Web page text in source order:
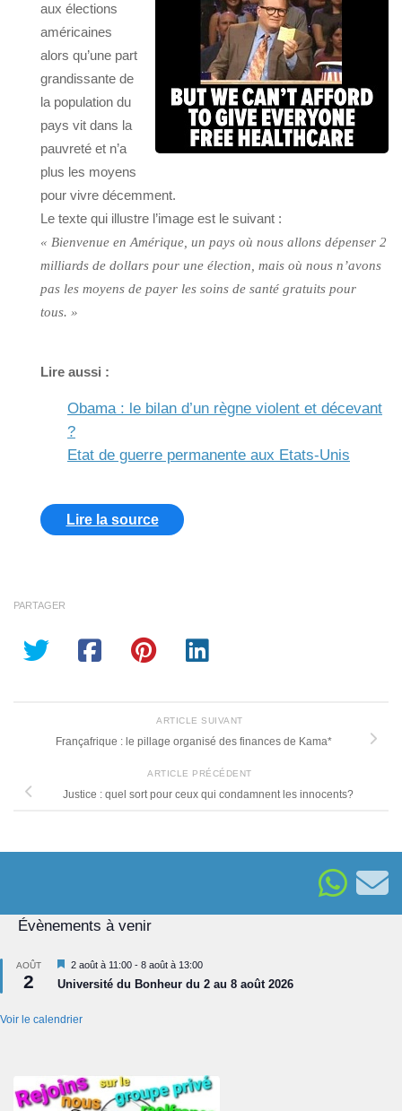
aux élections
américaines
alors qu’une part
grandissante de
la population du
pays vit dans la
pauvreté et n’a
plus les moyens
pour vivre décemment.
Le texte qui illustre l’image est le suivant :
« Bienvenue en Amérique, un pays où nous allons dépenser 2
milliards de dollars pour une élection, mais où nous n’avons
pas les moyens de payer les soins de santé gratuits pour
tous. »
Lire aussi :
Obama : le bilan d’un règne violent et décevant
?
Etat de guerre permanente aux Etats-Unis
Lire la source
PARTAGER
ARTICLE SUIVANT
Françafrique : le pillage organisé des finances de Kama*
ARTICLE PRÉCÉDENT
Justice : quel sort pour ceux qui condamnent les innocents?
Évènements à venir
AOÛT
2
Mis
en
avant
2 août à 11:00 - 8 août à 13:00
Université du Bonheur du 2 au 8 août 2026
Voir le calendrier